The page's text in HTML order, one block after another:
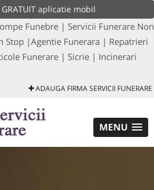
aplicatie mobil
Funebre | Servicii Funerare Non
Stop |Agentie Funerara | Repatrieri
Funerare | Sicrie | Incinerari
ADAUGA FIRMA SERVICII FUNERARE
MENU